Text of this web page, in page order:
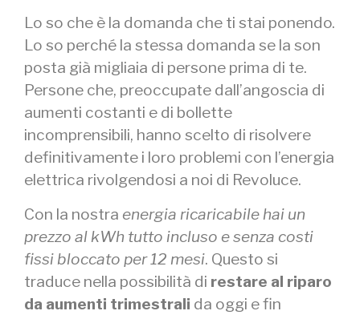
Lo so che è la domanda che ti stai ponendo.
Lo so perché la stessa domanda se la son
posta già migliaia di persone prima di te.
Persone che, preoccupate dall’angoscia di
aumenti costanti e di bollette
incomprensibili, hanno scelto di risolvere
definitivamente i loro problemi con l’energia
elettrica rivolgendosi a noi di Revoluce.
Con la nostra energia ricaricabile hai un
prezzo al kWh tutto incluso e senza costi
fissi bloccato per 12 mesi. Questo si
traduce nella possibilità di restare al riparo
da aumenti trimestrali da oggi e fin